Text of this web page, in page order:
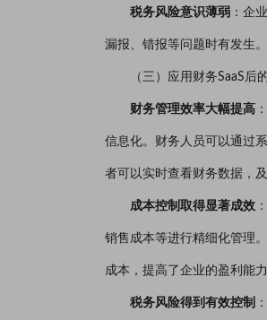
税务风险意识薄弱 ：企
漏报、错报等问题时有发生。
（三）应用财务SaaS后
财务管理效率大幅提高
信息化。财务人员可以通过
者可以实时查看财务数据，
成本控制取得显著成效
销售成本等进行精细化管理
成本，提高了企业的盈利能力
税务风险得到有效控制